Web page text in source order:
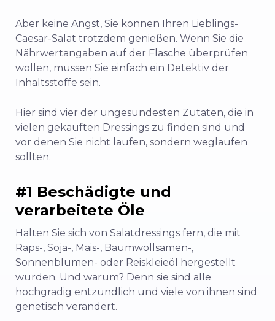
Aber keine Angst, Sie können Ihren Lieblings-
Caesar-Salat trotzdem genießen. Wenn Sie die
Nährwertangaben auf der Flasche überprüfen
wollen, müssen Sie einfach ein Detektiv der
Inhaltsstoffe sein.
Hier sind vier der ungesündesten Zutaten, die in
vielen gekauften Dressings zu finden sind und
vor denen Sie nicht laufen, sondern weglaufen
sollten.
#1 Beschädigte und
verarbeitete Öle
Halten Sie sich von Salatdressings fern, die mit
Raps-, Soja-, Mais-, Baumwollsamen-,
Sonnenblumen- oder Reiskleieöl hergestellt
wurden. Und warum? Denn sie sind alle
hochgradig entzündlich und viele von ihnen sind
genetisch verändert.